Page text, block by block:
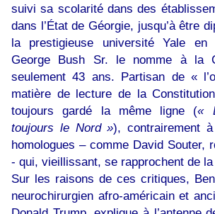
suivi sa scolarité dans des
dans l’État de Géorgie, jusqu’à être
la prestigieuse université Yale en
George Bush Sr. le nomme à la
seulement 43 ans. Partisan de «
matière de lecture de la
toujours gardé la même ligne («
toujours le Nord »), contrairement
homologues – comme David Souter,
- qui, vieillissant, se rapprochent de la
Sur les raisons de ces critiques,
neurochirurgien afro-américain et